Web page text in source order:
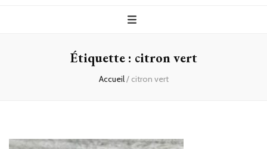
Serviettes
Étiquette : citron vert
Accueil/ citron vert